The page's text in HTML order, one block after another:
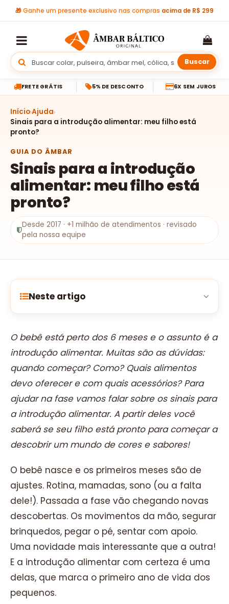
🎁Ganhe um presente exclusivo nas compras acima de R$ 299
Buscar
FRETE GRÁTIS 5% DE DESCONTO 6X SEM JUROS
InícioAjuda
Sinais para a introdução alimentar: meu filho está
pronto?
GUIA DO ÂMBAR
Sinais para a introdução
alimentar: meu filho está
pronto?
Desde 2017 · +1 milhão de atendimentos · revisado
pela nossa equipe
Neste artigo
O bebê está perto dos 6 meses e o assunto é a
introdução alimentar. Muitas são as dúvidas:
quando começar? Como? Quais alimentos
devo oferecer e com quais acessórios? Para
ajudar na fase vamos falar sobre os sinais para
a introdução alimentar. A partir deles você
saberá se seu filho está pronto para começar a
descobrir um mundo de cores e sabores!
O bebê nasce e os primeiros meses são de
ajustes. Rotina, mamadas, sono (ou a falta
dele!). Passada a fase vão chegando novas
descobertas. Os movimentos da mão, segurar
brinquedos, pegar o pé, sentar com apoio.
Uma novidade mais interessante que a outra!
E a introdução alimentar com certeza é uma
delas, que marca o primeiro ano de vida dos
pequenos.